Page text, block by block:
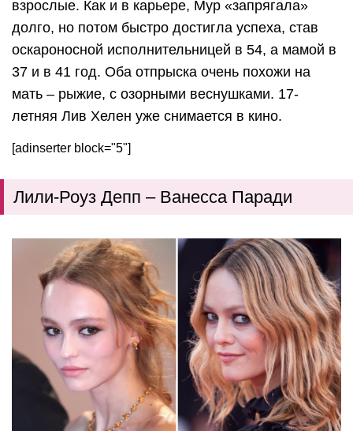
взрослые. Как и в карьере, Мур «запрягала»
долго, но потом быстро достигла успеха, став
оскароносной исполнительницей в 54, а мамой в
37 и в 41 год. Оба отпрыска очень похожи на
мать – рыжие, с озорными веснушками. 17-
летняя Лив Хелен уже снимается в кино.
[adinserter block="5"]
Лили-Роуз Депп – Ванесса Паради